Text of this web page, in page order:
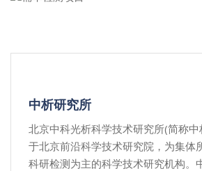
中析研究所
北京中科光析科学技术研究所(简称
于北京前沿科学技术研究院，为集体
科研检测为主的科学技术研究机构。